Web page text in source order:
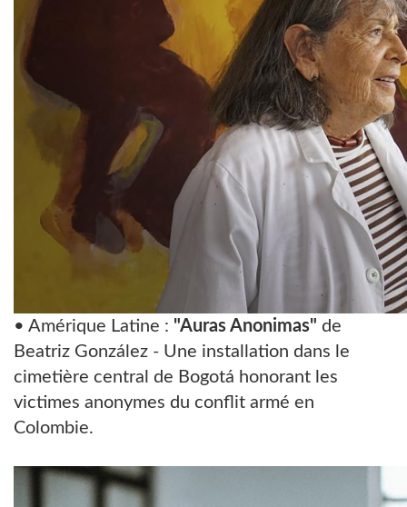
• Amérique Latine : "Auras Anonimas" de
Beatriz González - Une installation dans le
cimetière central de Bogotá honorant les
victimes anonymes du conflit armé en
Colombie.